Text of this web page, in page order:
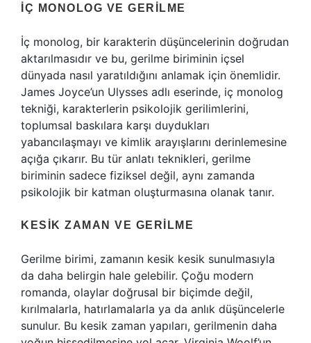
İÇ MONOLOG VE GERILME
İç monolog, bir karakterin düşüncelerinin doğrudan
aktarılmasıdır ve bu, gerilme biriminin içsel
dünyada nasıl yaratıldığını anlamak için önemlidir.
James Joyce’un Ulysses adlı eserinde, iç monolog
tekniği, karakterlerin psikolojik gerilimlerini,
toplumsal baskılara karşı duydukları
yabancılaşmayı ve kimlik arayışlarını derinlemesine
açığa çıkarır. Bu tür anlatı teknikleri, gerilme
biriminin sadece fiziksel değil, aynı zamanda
psikolojik bir katman oluşturmasına olanak tanır.
KESIK ZAMAN VE GERILME
Gerilme birimi, zamanın kesik kesik sunulmasıyla
da daha belirgin hale gelebilir. Çoğu modern
romanda, olaylar doğrusal bir biçimde değil,
kırılmalarla, hatırlamalarla ya da anlık düşüncelerle
sunulur. Bu kesik zaman yapıları, gerilmenin daha